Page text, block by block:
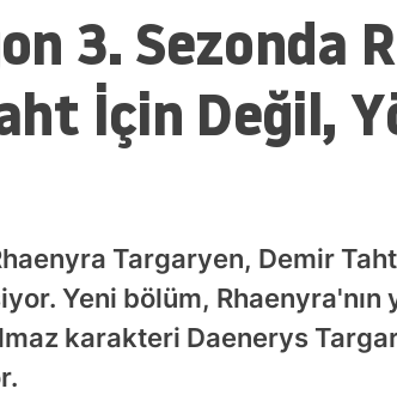
3. Sezonda
İçin Değil,
Targaryen, Demir
Yeni bölüm, Rhaenyra'nın
karakteri Daenerys